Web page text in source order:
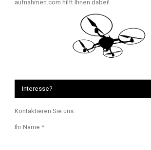
aufnahmen.com hilft Ihnen dabei!
Interesse?
Kontaktieren Sie uns:
Ihr Name *